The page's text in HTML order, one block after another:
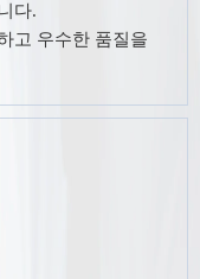
다.
고 우수한 품질을